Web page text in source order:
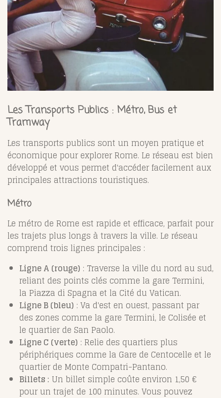
Les Transports Publics : Métro, Bus et
Tramway
Les transports publics sont un moyen pratique et
économique pour explorer Rome. Le réseau est bien
développé et vous permet d'accéder facilement aux
principales attractions touristiques.
Métro
Le métro de Rome est rapide et efficace, parfait pour
les trajets plus longs à travers la ville. Le réseau
comprend trois lignes principales :
Ligne A (rouge) : Traverse la ville du nord au sud,
reliant des points clés comme la gare Termini,
la Piazza di Spagna et la Cité du Vatican.
Ligne B (bleu) : Va d'est en ouest, passant par
des zones comme la gare Termini, le Colisée et
le quartier de San Paolo.
Ligne C (verte) : Relie des quartiers plus
périphériques comme la Gare de Centocelle et le
quartier de Monte Compatri-Pantano.
Billets : Un billet simple coûte environ 1,50 €
pour un trajet de 100 minutes. Vous pouvez